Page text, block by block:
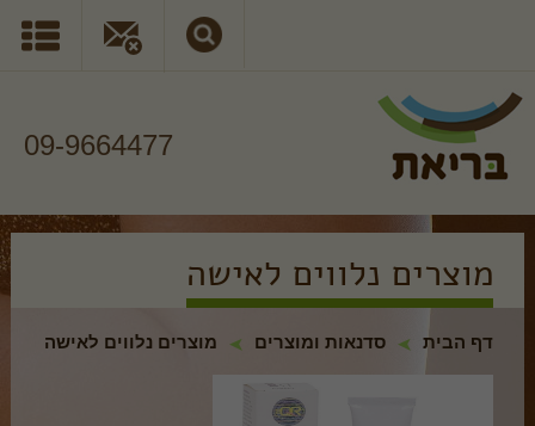
09-9664477
מוצרים נלווים לאישה
דף הבית סדנאות ומוצרים מוצרים נלווים לאישה